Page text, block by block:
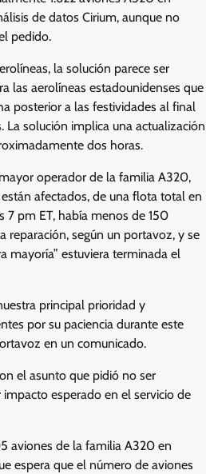
de datos Cirium, aunque no
pedido.
la solución parece ser
las aerolíneas estadounidenses que
posterior a las festividades al final
La solución implica una actualización
dos horas.
operador de la familia A320,
afectados, de una flota total en
7 pm ET, había menos de 150
reparación, según un portavoz, y se
mayoría” estuviera terminada el
principal prioridad y
por su paciencia durante este
en un comunicado.
el asunto que pidió no ser
esperado en el servicio de
aviones de la familia A320 en
espera que el número de aviones